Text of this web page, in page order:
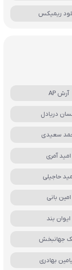
ریمیکس
آرش AP
دریادل
سعیدی
امید آمری
حاجیلی
امین بانی
ایوان بند
جهانبخش
بهادری